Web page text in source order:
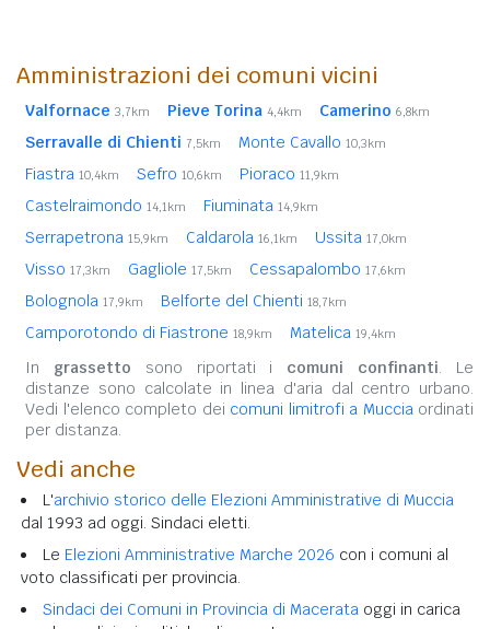
Amministrazioni dei comuni vicini
Valfornace 3,7km Pieve Torina 4,4km Camerino 6,8km
Serravalle di Chienti 7,5km Monte Cavallo 10,3km
Fiastra 10,4km Sefro 10,6km Pioraco 11,9km
Castelraimondo 14,1km Fiuminata 14,9km
Serrapetrona 15,9km Caldarola 16,1km Ussita 17,0km
Visso 17,3km Gagliole 17,5km Cessapalombo 17,6km
Bolognola 17,9km Belforte del Chienti 18,7km
Camporotondo di Fiastrone 18,9km Matelica 19,4km
In grassetto sono riportati i comuni confinanti. Le
distanze sono calcolate in linea d'aria dal centro urbano.
Vedi l'elenco completo dei comuni limitrofi a Mucciaordinati
per distanza.
Vedi anche
L'archivio storico delle Elezioni Amministrative di Muccia
dal 1993 ad oggi. Sindaci eletti.
Le Elezioni Amministrative Marche 2026 con i comuni al
voto classificati per provincia.
Sindaci dei Comuni in Provincia di Macerata oggi in carica